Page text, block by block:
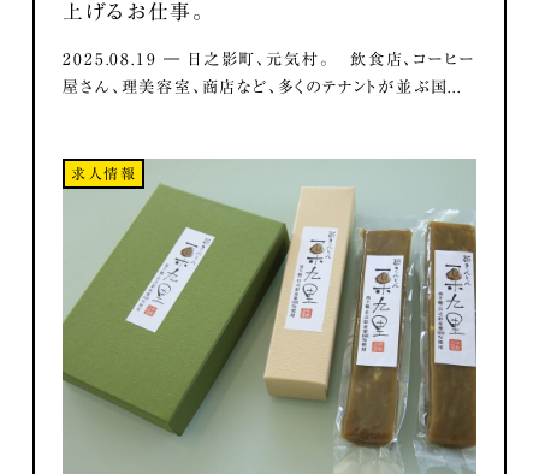
上げるお仕事。
2025.08.19 ― 日之影町、元気村。 飲食店、コーヒー
屋さん、理美容室、商店など、多くのテナントが並ぶ国...
求人情報